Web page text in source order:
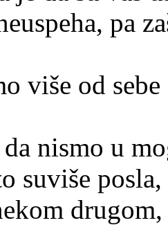
pa
više od sebe
nismo u
suviše